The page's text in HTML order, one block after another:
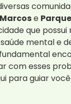
e
que possui
mental e
com esses
para guiar